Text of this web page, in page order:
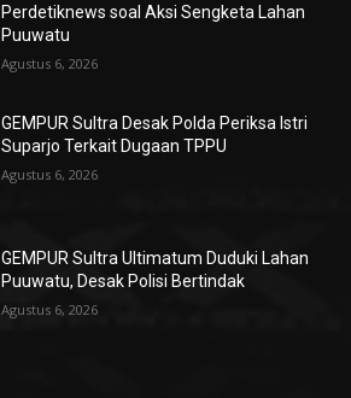
Perdetiknews soal Aksi Sengketa Lahan
Puuwatu
Agustus 6, 2026
GEMPUR Sultra Desak Polda Periksa Istri
Suparjo Terkait Dugaan TPPU
Agustus 6, 2026
GEMPUR Sultra Ultimatum Duduki Lahan
Puuwatu, Desak Polisi Bertindak
Agustus 6, 2026